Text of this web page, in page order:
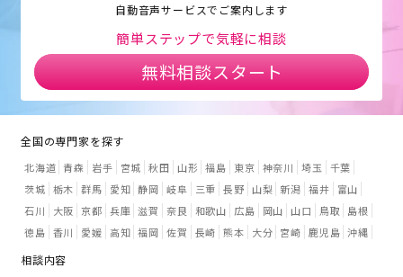
自動音声サービスでご案内します
簡単ステップで気軽に相談
無料相談スタート
全国の専門家を探す
北海道 青森 岩手 宮城 秋田 山形 福島 東京 神奈川 埼玉
千葉
茨城 栃木 群馬 愛知 静岡 岐阜 三重 長野 山梨 新潟 福井
富山
石川
大阪 京都 兵庫 滋賀 奈良 和歌山 広島 岡山 山口 鳥取
島根
徳島 香川 愛媛 高知 福岡 佐賀 長崎 熊本 大分 宮崎 鹿児島 沖縄
相談内容